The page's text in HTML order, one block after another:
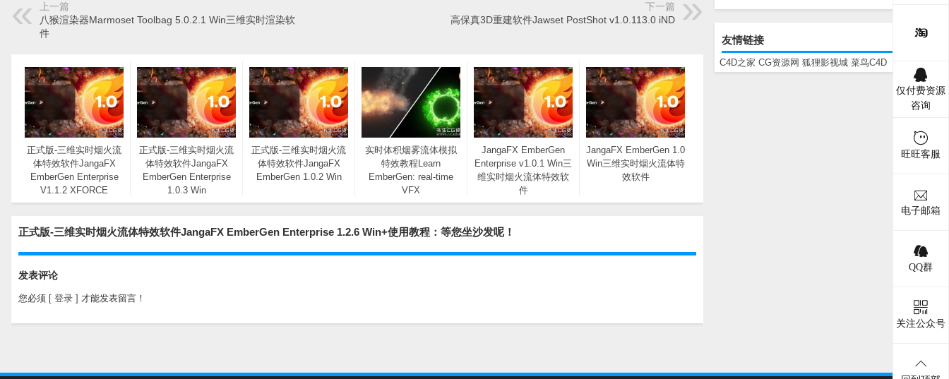
友情链接
C4D之家 CG资源网 狐狸影视城 菜鸟C4D
上一篇
八猴渲染器Marmoset Toolbag 5.0.2.1 Win三维实时渲染软
件
下一篇
高保真3D重建软件Jawset PostShot v1.0.113.0 iND
正式版-三维实时烟火流
体特效软件JangaFX
EmberGen Enterprise
V1.1.2 XFORCE
Win+使用教程
正式版-三维实时烟火流
体特效软件JangaFX
EmberGen Enterprise
1.0.3 Win
正式版-三维实时烟火流
体特效软件JangaFX
EmberGen 1.0.2 Win
实时体积烟雾流体模拟
特效教程Learn
EmberGen: real-time
VFX
JangaFX EmberGen
Enterprise v1.0.1 Win三
维实时烟火流体特效软
件
JangaFX EmberGen 1.0
Win三维实时烟火流体特
效软件
正式版-三维实时烟火流体特效软件JangaFX EmberGen Enterprise 1.2.6 Win+使用教程：等您坐沙发呢！
发表评论
您必须 [ 登录 ] 才能发表留言！
仅付费资源
咨询
旺旺客服
电子邮箱
QQ群
关注公众号